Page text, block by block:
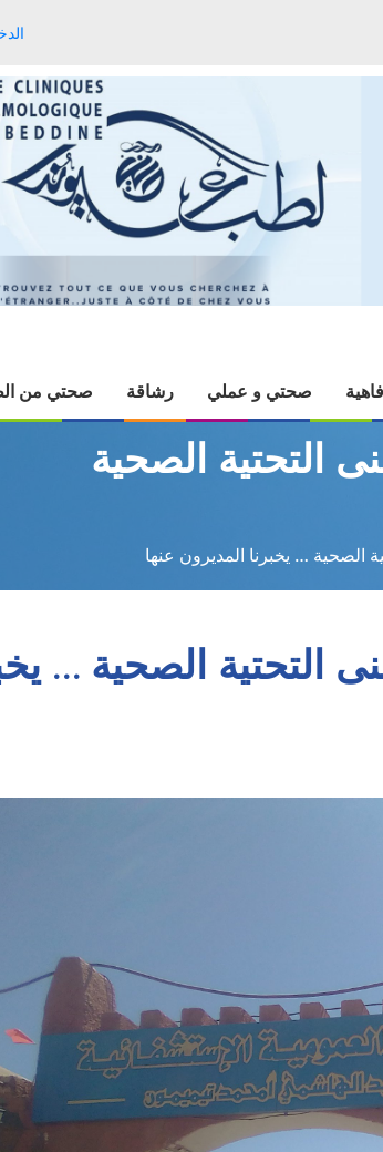
صحتي و عملي رشاقة صحتي من
التحتية الصحية
الصحية … يخبرنا المديرون عنها
التحتية الصحية …